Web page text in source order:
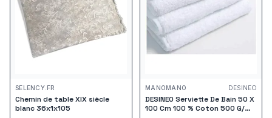
SELENCY.FR
Chemin de table XIX siècle
blanc 36x1x105
MANOMANO DESINEO
DESINEO Serviette De Bain 50 X
100 Cm 100 % Coton 500 G/